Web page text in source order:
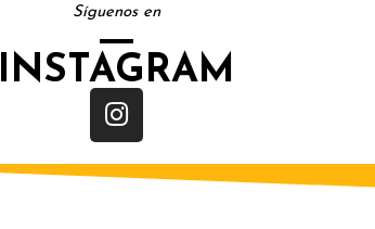
Síguenos en
INSTAGRAM